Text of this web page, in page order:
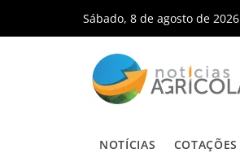
Sábado, 8 de agosto de 2026
NOTÍCIAS COTAÇÕES